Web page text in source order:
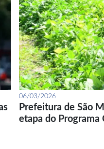
06/03/2026
Prefeitura de São
etapa do Programa